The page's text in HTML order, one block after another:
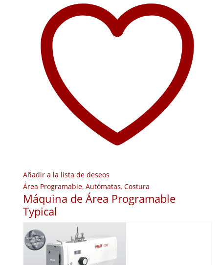
Añadir a la lista de deseos
Área Programable, Autómatas, Costura
Máquina de Área Programable
Typical